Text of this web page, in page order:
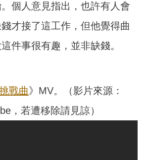
個人意見指出，也許有人會
才接了這工作，但他覺得曲
件事很有趣，並非缺錢。
戰曲》MV。（影片來源：
，若遭移除請見諒）